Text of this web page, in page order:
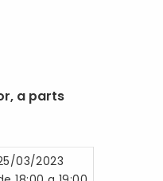
a parts
03/2023